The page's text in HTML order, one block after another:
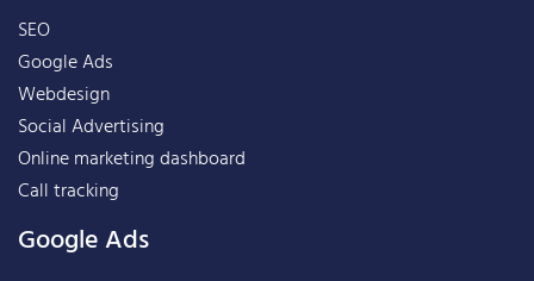
SEO
Google Ads
Webdesign
Social Advertising
Online marketing dashboard
Call tracking
Google Ads